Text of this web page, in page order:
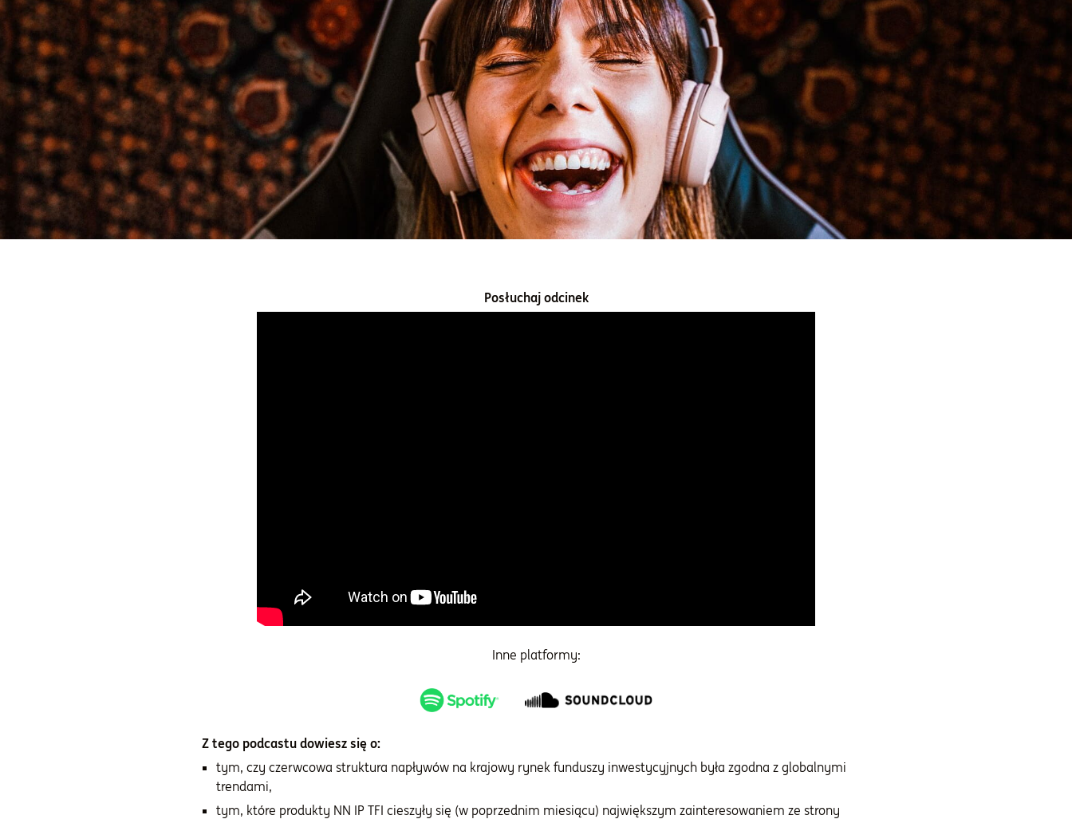
Posłuchaj odcinek
Inne platformy:
Z tego podcastu dowiesz się o:
tym, czy czerwcowa struktura napływów na krajowy rynek funduszy inwestycyjnych była zgodna z globalnymi
trendami,
tym, które produkty NN IP TFI cieszyły się (w poprzednim miesiącu) największym zainteresowaniem ze strony